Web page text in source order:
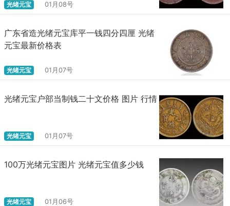
光绪元宝 01月08号
广东省造光绪元宝库平一钱四分四厘 光绪
元宝最新价格表
光绪元宝 01月07号
光绪元宝户部当制钱二十文价格 图片 行情
光绪元宝 01月07号
100万光绪元宝图片 光绪元宝值多少钱
光绪元宝 01月06号